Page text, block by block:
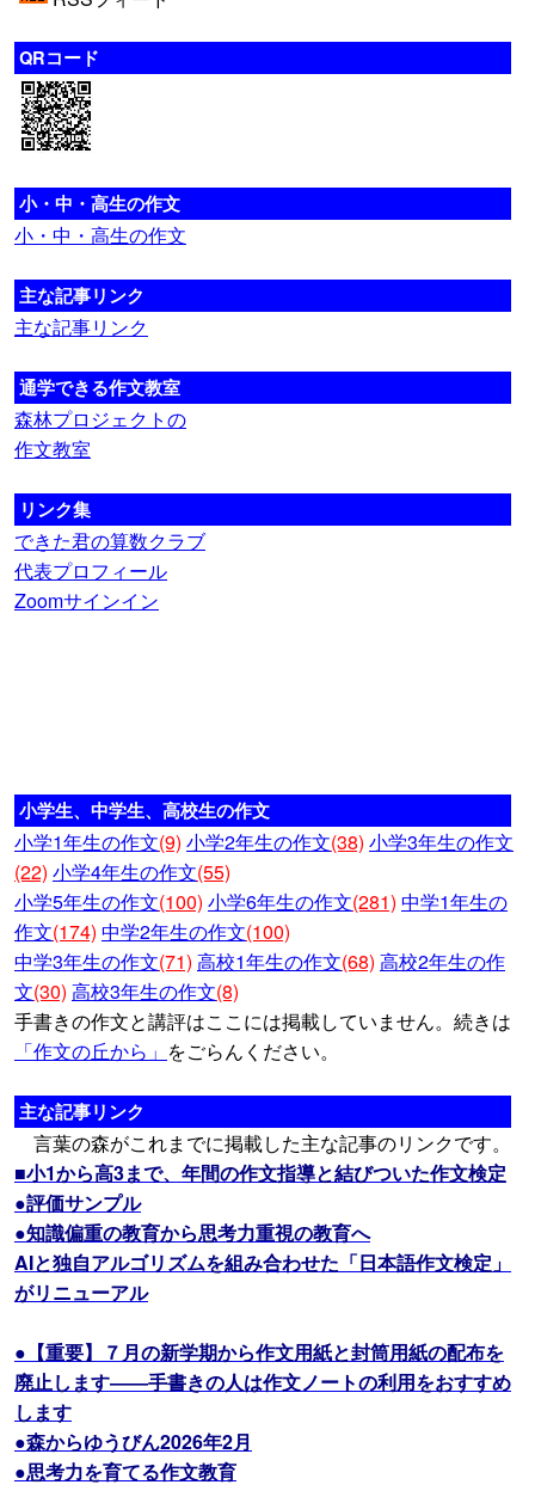
QRコード
小・中・高生の作文
小・中・高生の作文
主な記事リンク
主な記事リンク
通学できる作文教室
森林プロジェクトの
作文教室
リンク集
できた君の算数クラブ
代表プロフィール
Zoomサインイン
小学生、中学生、高校生の作文
小学1年生の作文(9) 小学2年生の作文(38) 小学3年生の作文
(22) 小学4年生の作文(55)
小学5年生の作文(100) 小学6年生の作文(281) 中学1年生の
作文(174) 中学2年生の作文(100)
中学3年生の作文(71) 高校1年生の作文(68) 高校2年生の作
文(30) 高校3年生の作文(8)
手書きの作文と講評はここには掲載していません。続きは
「作文の丘から」 をごらんください。
主な記事リンク
言葉の森がこれまでに掲載した主な記事のリンクです。
■小1から高3まで、年間の作文指導と結びついた作文検定
●評価サンプル
●知識偏重の教育から思考力重視の教育へ
AIと独自アルゴリズムを組み合わせた「日本語作文検定」
がリニューアル
●【重要】７月の新学期から作文用紙と封筒用紙の配布を
廃止します――手書きの人は作文ノートの利用をおすすめ
します
●森からゆうびん2026年2月
●思考力を育てる作文教育